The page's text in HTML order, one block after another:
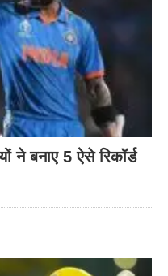
ने बनाए 5 ऐसे रिकॉर्ड